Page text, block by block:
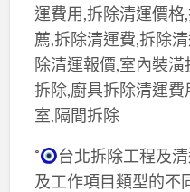
運費用,拆除清運價
薦,拆除清運費,拆除
除清運報價,室內裝
拆除,廚具拆除清運
室,隔間拆除
˚
台北拆除工程及
及工作項目類型的不